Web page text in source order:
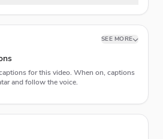
SEE MORE
for this video. When on, captions
and follow the voice.